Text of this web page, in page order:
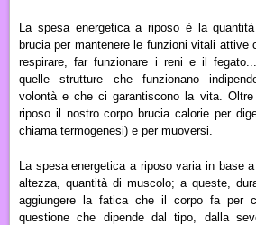
La spesa energetica a riposo è la
brucia per mantenere le funzioni vitali attive
respirare, far funzionare i reni e il
quelle strutture che funzionano
volontà e che ci garantiscono la vita.
riposo il nostro corpo brucia calorie per
chiama termogenesi) e per muoversi.
La spesa energetica a riposo varia in base
altezza, quantità di muscolo; a queste,
aggiungere la fatica che il corpo fa per
questione che dipende dal tipo, dalla